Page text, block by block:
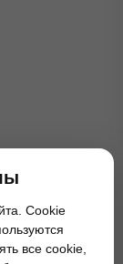
Cookie
все cookie,